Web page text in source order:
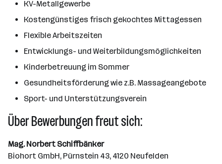
KV-Metallgewerbe
Kostengünstiges frisch gekochtes Mittagessen
Flexible Arbeitszeiten
Entwicklungs- und Weiterbildungsmöglichkeiten
Kinderbetreuung im Sommer
Gesundheitsförderung wie z.B. Massageangebote
Sport- und Unterstützungsverein
Über Bewerbungen freut sich:
Mag. Norbert Schiffbänker
Biohort GmbH, Pürnstein 43, 4120 Neufelden